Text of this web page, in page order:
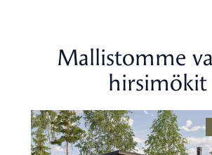
Mallistomme
hirsimökit